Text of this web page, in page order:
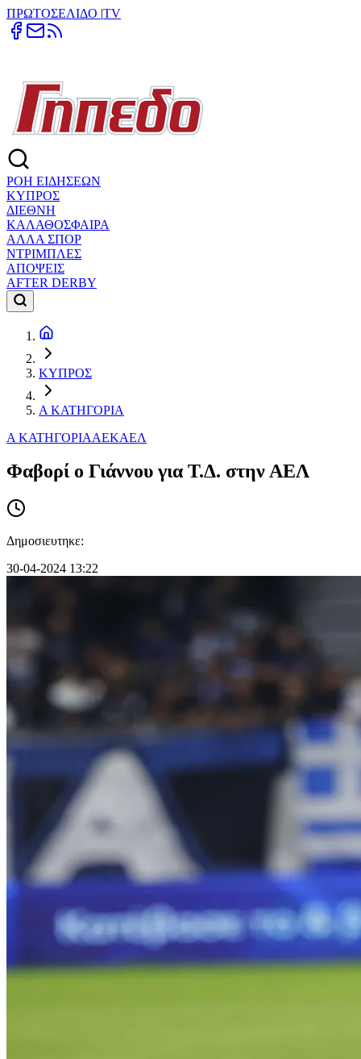
ΠΡΩΤΟΣΕΛΙΔΟ |TV
ΡΟΗ ΕΙΔΗΣΕΩΝ
ΚΥΠΡΟΣ
ΔΙΕΘΝΗ
ΚΑΛΑΘΟΣΦΑΙΡΑ
ΑΛΛΑ ΣΠΟΡ
ΝΤΡΙΜΠΛΕΣ
ΑΠΟΨΕΙΣ
AFTER DERBY
ΚΥΠΡΟΣ
Α ΚΑΤΗΓΟΡΙΑ
Α ΚΑΤΗΓΟΡΙΑΑΕΚΑΕΛ
Φαβορί ο Γιάννου για Τ.Δ. στην ΑΕΛ
Δημοσιευτηκε:
30-04-2024 13:22